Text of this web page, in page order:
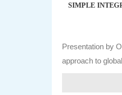
SIMPLE
Presentation by
approach to